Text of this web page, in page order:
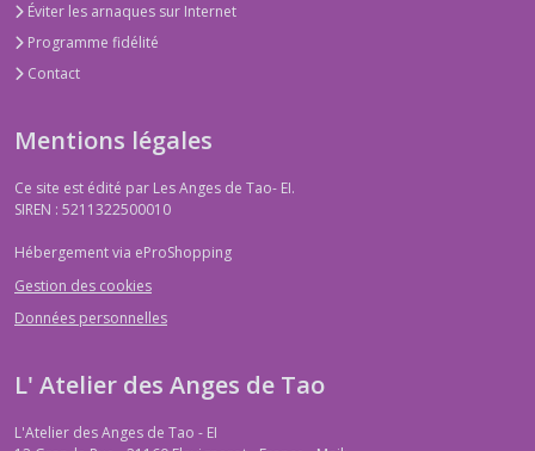
Éviter les arnaques sur Internet
Programme fidélité
Contact
Mentions légales
Ce site est édité par Les Anges de Tao- EI.
SIREN : 5211322500010
Hébergement via eProShopping
Gestion des cookies
Données personnelles
L' Atelier des Anges de Tao
L'Atelier des Anges de Tao - EI